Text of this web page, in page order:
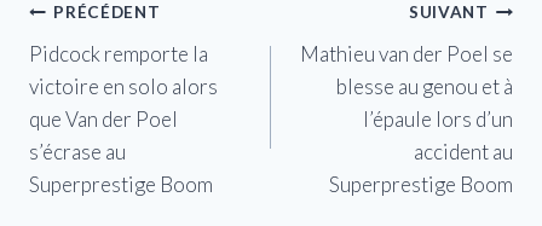
Navigation
de
l’article
PRÉCÉDENT
Pidcock remporte la
victoire en solo alors
que Van der Poel
s’écrase au
Superprestige Boom
SUIVANT
Mathieu van der Poel se
blesse au genou et à
l’épaule lors d’un
accident au
Superprestige Boom